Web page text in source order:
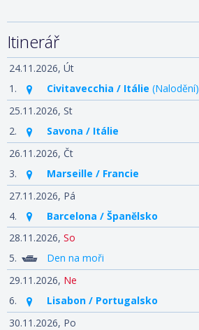
Itinerář
24.11.2026, Út
1.
Civitavecchia / Itálie (Nalodění)
25.11.2026, St
2.
Savona / Itálie
26.11.2026, Čt
3.
Marseille / Francie
27.11.2026, Pá
4.
Barcelona / Španělsko
28.11.2026, So
5.
Den na moři
29.11.2026, Ne
6.
Lisabon / Portugalsko
30.11.2026, Po